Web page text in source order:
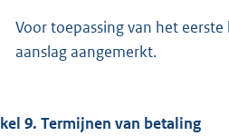
Voor toepassing van het
aanslag aangemerkt.
9. Termijnen van betaling